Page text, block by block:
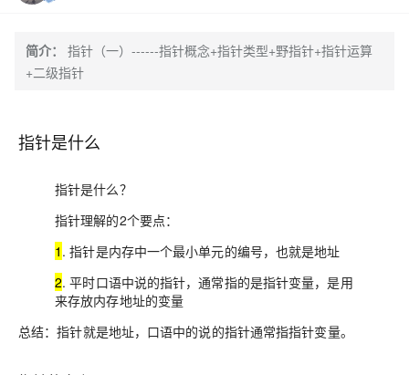
简介：
指针（一）------指针概念+指针类型+野指针+指针运算
+二级指针
指针是什么
指针是什么？
指针理解的2个要点：
1 . 指针是内存中一个最小单元的编号，也就是地址
2. 平时口语中说的指针，通常指的是指针变量，是用
来存放内存地址的变量
总结：指针就是地址，口语中的说的指针通常指指针变量。